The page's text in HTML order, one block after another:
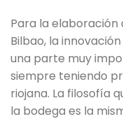
Para la
Bilbao, la
una parte muy
siempre teniendo
riojana. La filosofía
la bodega es la